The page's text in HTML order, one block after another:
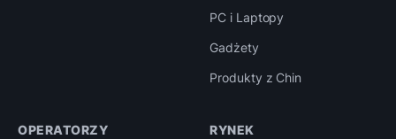
PC i Laptopy
Gadżety
Produkty z Chin
OPERATORZY RYNEK